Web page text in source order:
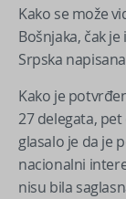
Kako se može
Bošnjaka, čak
Srpska
Kako je
27 delegata,
glasalo je da je
nacionalni
nisu bila